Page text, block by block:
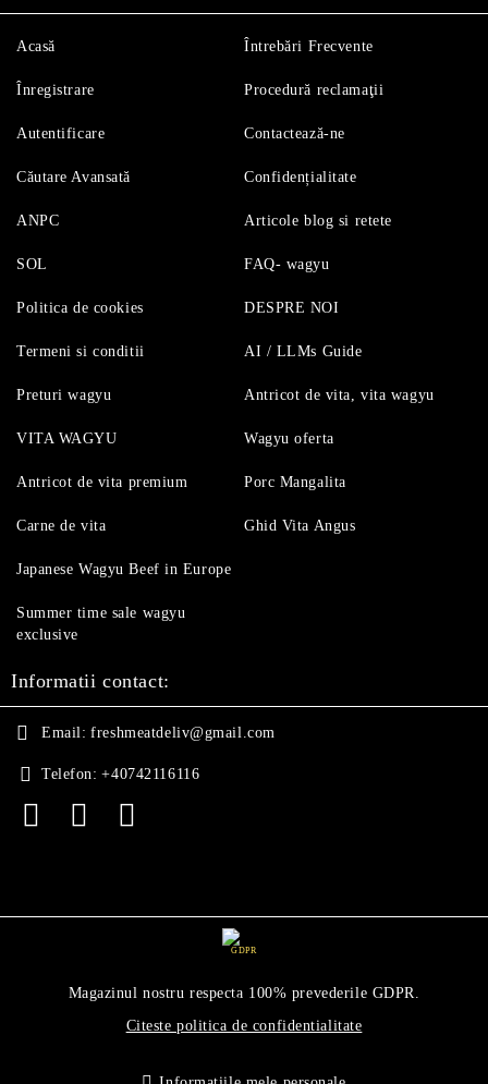
Acasă
Înregistrare
Autentificare
Căutare Avansată
Întrebări Frecvente
Procedură reclamaţii
Contactează-ne
Confidențialitate
ANPC
SOL
Politica de cookies
Termeni si conditii
Articole blog si retete
FAQ- wagyu
DESPRE NOI
AI / LLMs Guide
Preturi wagyu
VITA WAGYU
Antricot de vita premium
Carne de vita
Antricot de vita, vita wagyu
Wagyu oferta
Porc Mangalita
Ghid Vita Angus
Japanese Wagyu Beef in Europe
Summer time sale wagyu
exclusive
Informatii contact:
Email: freshmeatdeliv@gmail.com
Telefon: +40742116116
GDPR
Magazinul nostru respecta 100% prevederile GDPR.
Citeste politica de confidentialitate